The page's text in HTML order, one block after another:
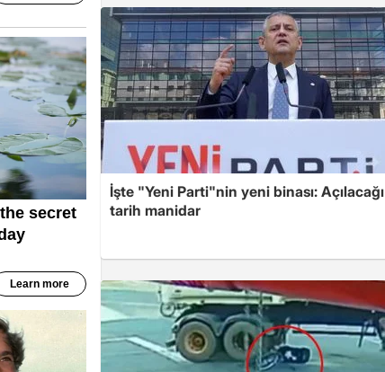
İşte "Yeni Parti"nin yeni binası: Açılacağı
tarih manidar